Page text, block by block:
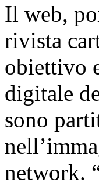
Il web,
rivista
obiettivo
digitale
sono
network.